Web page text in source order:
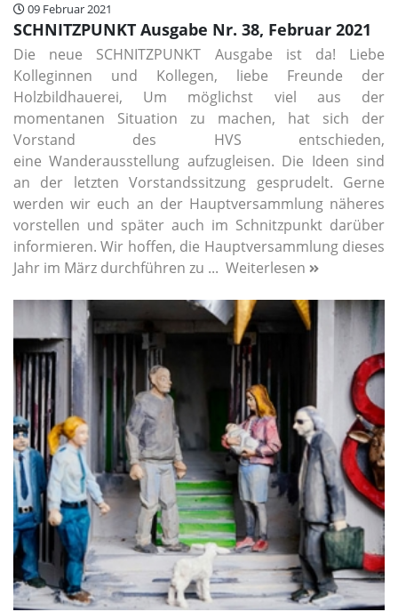
09 Februar 2021
SCHNITZPUNKT Ausgabe Nr. 38, Februar 2021
Die neue SCHNITZPUNKT Ausgabe ist da! Liebe
Kolleginnen und Kollegen, liebe Freunde der
Holzbildhauerei, Um möglichst viel aus der
momentanen Situation zu machen, hat sich der
Vorstand des HVS entschieden,
eine Wanderausstellung aufzugleisen. Die Ideen sind
an der letzten Vorstandssitzung gesprudelt. Gerne
werden wir euch an der Hauptversammlung näheres
vorstellen und später auch im Schnitzpunkt darüber
informieren. Wir hoffen, die Hauptversammlung dieses
Jahr im März durchführen zu ... Weiterlesen